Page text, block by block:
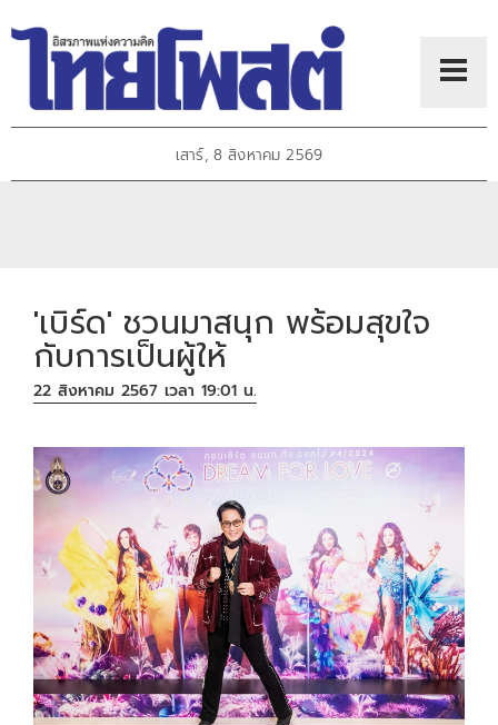
เสาร์, 8 สิงหาคม 2569
'เบิร์ด' ชวนมาสนุก พร้อมสุขใจ
กับการเป็นผู้ให้
22 สิงหาคม 2567 เวลา 19:01 น.